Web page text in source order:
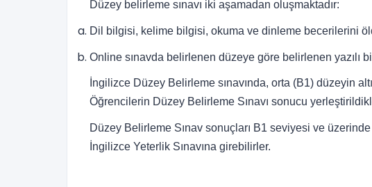
Düzey belirleme sınavı iki aşamadan oluşmaktadır:
Dil bilgisi, kelime bilgisi, okuma ve dinleme becerilerini
Online sınavda belirlenen düzeye göre belirlenen yazılı
İngilizce Düzey Belirleme sınavında, orta (B1) düzeyin
Öğrencilerin Düzey Belirleme Sınavı sonucu
Düzey Belirleme Sınav sonuçları B1 seviyesi ve
İngilizce Yeterlik Sınavına girebilirler.